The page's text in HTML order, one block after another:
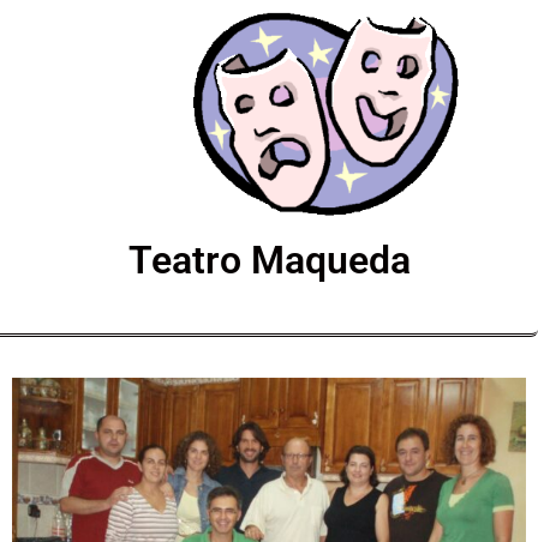
Teatro Maqueda